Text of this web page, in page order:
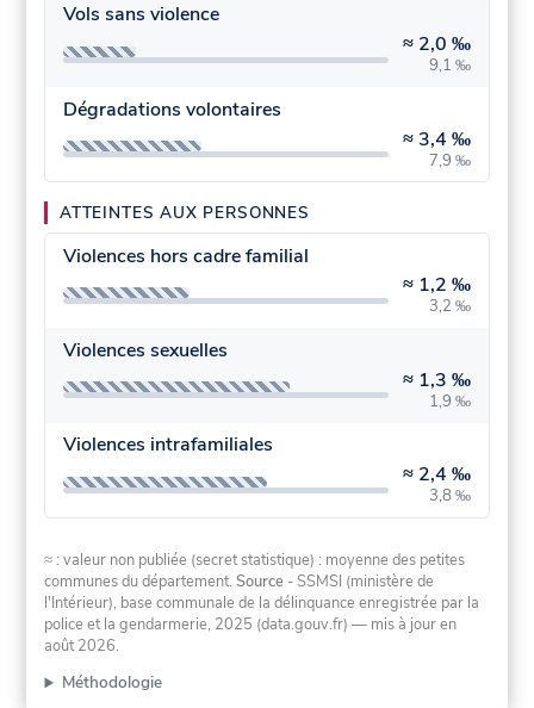
Vols sans violence
≈ 2,0 ‰
9,1 ‰
Dégradations volontaires
≈ 3,4 ‰
7,9 ‰
ATTEINTES AUX PERSONNES
Violences hors cadre familial
≈ 1,2 ‰
3,2 ‰
Violences sexuelles
≈ 1,3 ‰
1,9 ‰
Violences intrafamiliales
≈ 2,4 ‰
3,8 ‰
≈ : valeur non publiée (secret statistique) : moyenne des petites
communes du département.Source - SSMSI (ministère de
l'Intérieur), base communale de la délinquance enregistrée par la
police et la gendarmerie, 2025 (data.gouv.fr) — mis à jour en
août 2026.
Méthodologie